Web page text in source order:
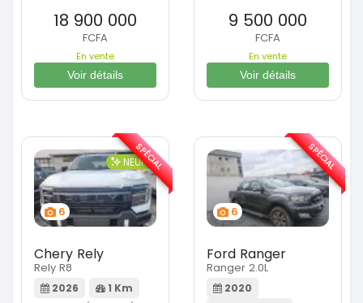
18 900 000
FCFA
En vente
Voir détails
9 500 000
FCFA
En vente
Voir détails
6
NEUF
Chery Rely
Rely R8
2026
1 Km
SPÉCIAL
6
Ford Ranger
Ranger 2.0L
2020
SPÉCIAL